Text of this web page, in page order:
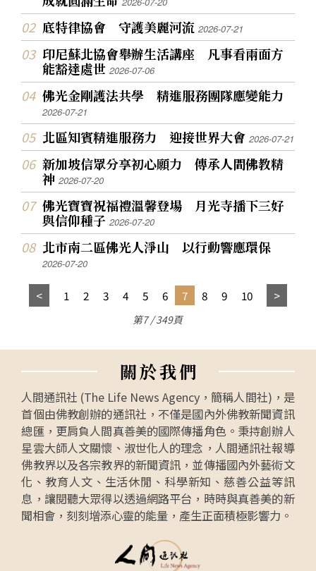
底特律協會 守護美麗河流2026-07-21
印尼蘇北協會舉辦生活講座 凡事看兩面方
能豁達處世2026-07-06
佛光金剛護法共學 精進服務團隊應變能力
2026-07-21
北區知賓精進服務力 迎接世界大會2026-07-21
新加坡信眾分享初心願力 傳承人間佛教精
神2026-07-20
佛光寶寶祝福禮溫馨登場 月光寺播下三好
與信仰種子2026-07-20
北市南二區佛光人淨山 以行動響應環保
2026-07-20
1 2 3 4 5 6 7 8 9 10
第7 / 349頁
關於我們
人間通訊社 (The Life News Agency，簡稱人間社)，是
首個由佛教創辦的通訊社，不僅是國內外佛教新聞資訊
總匯，更肩負人間真善美的國際傳播角色。秉持創辦人
星雲大師人文關懷、淑世化人的理念，人間通訊社報導
佛教界以及各宗教界的新聞資訊，並傳播國內外藝術文
化、教育人文、生活休閒、科學新知、慈善公益等訊
息，讓閱聽大眾得以透過網路平台，時時與真善美的新
聞相會，刻刻增添心靈的能量，產生正面積極影響力。